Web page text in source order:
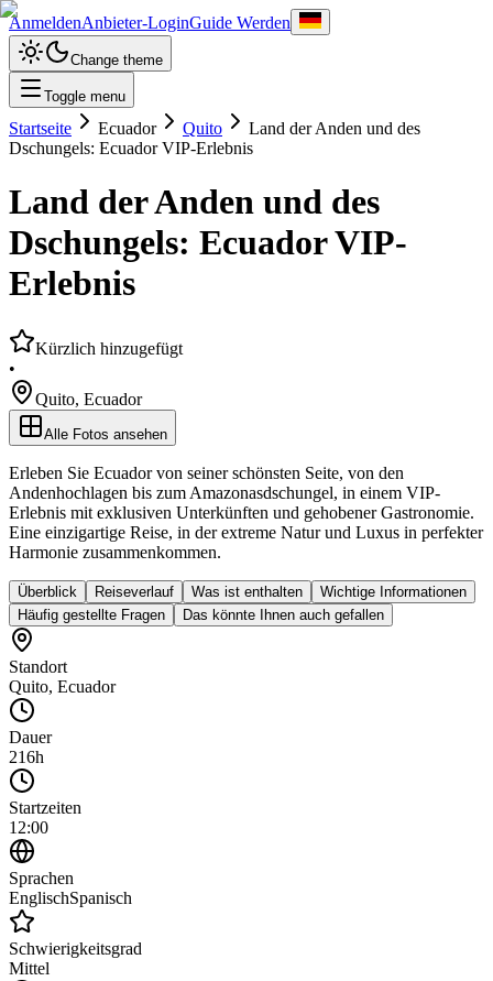
AnmeldenAnbieter-LoginGuide Werden
Change theme
Toggle menu
Startseite Ecuador Quito
Land der Anden und des
Dschungels: Ecuador VIP-Erlebnis
Land der Anden und des
Dschungels: Ecuador VIP-
Erlebnis
Kürzlich hinzugefügt
•
Quito, Ecuador
Alle Fotos ansehen
Erleben Sie Ecuador von seiner schönsten Seite, von den
Andenhochlagen bis zum Amazonasdschungel, in einem VIP-
Erlebnis mit exklusiven Unterkünften und gehobener Gastronomie.
Eine einzigartige Reise, in der extreme Natur und Luxus in perfekter
Harmonie zusammenkommen.
Überblick Reiseverlauf Was ist enthalten
Wichtige Informationen
Häufig gestellte Fragen
Das könnte Ihnen auch gefallen
Standort
Quito, Ecuador
Dauer
216h
Startzeiten
12:00
Sprachen
EnglischSpanisch
Schwierigkeitsgrad
Mittel